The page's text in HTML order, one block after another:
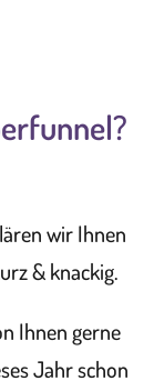
wir Ihnen
& knackig.
Ihnen gerne
Jahr schon